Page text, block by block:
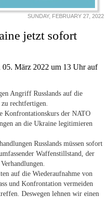
SUNDAY, FEBRUARY 27, 2022
jetzt sofort
05. März 2022 um 13 Uhr auf
Angriff Russlands auf die
rechtfertigen.
Konfrontationskurs der NATO
an die Ukraine legitimieren
Russlands müssen sofort
Waffenstillstand, der
auf die Wiederaufnahme von
und Konfrontation vermeiden
Deswegen lehnen wir einen